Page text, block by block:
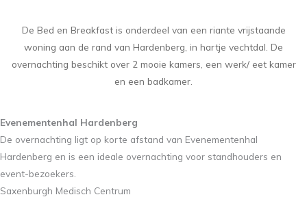
De Bed en Breakfast is onderdeel van een riante vrijstaande
woning aan de rand van Hardenberg, in hartje vechtdal. De
overnachting beschikt over 2 mooie kamers, een werk/ eet kamer
en een badkamer.
Evenementenhal Hardenberg
De overnachting ligt op korte afstand van Evenementenhal
Hardenberg en is een ideale overnachting voor standhouders en
event-bezoekers.
Saxenburgh Medisch Centrum